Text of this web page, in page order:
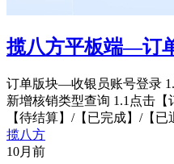
揽八方平板端—订
订单版块—收银员账号登录
新增核销类型查询 1.1点击
【待结算】/【已完成】/【
揽八方
10月前